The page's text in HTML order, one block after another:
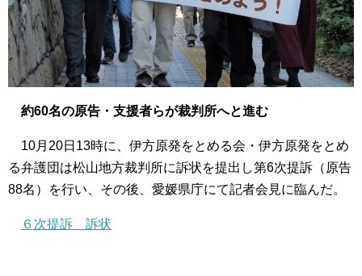
約60名の原告・支援者らが裁判所へと進む
10月20日13時に、伊方原発をとめる会・伊方原発をとめ
る弁護団は松山地方裁判所に訴状を提出し第6次提訴（原告
88名）を行い、その後、愛媛県庁にて記者会見に臨んだ。
６次提訴 訴状